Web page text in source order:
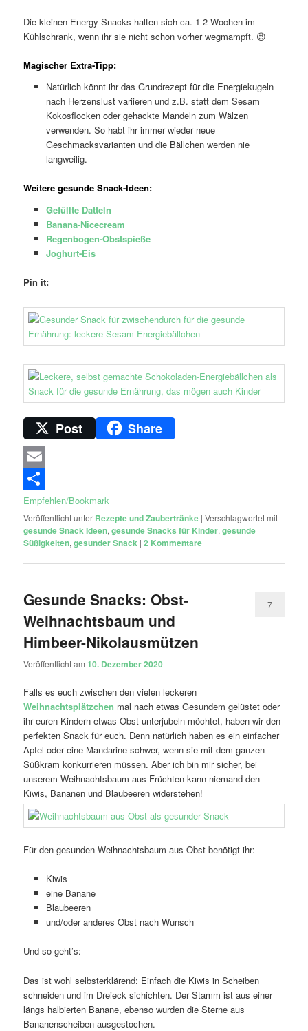
Die kleinen Energy Snacks halten sich ca. 1-2 Wochen im
Kühlschrank, wenn ihr sie nicht schon vorher wegmampft. 😉
Magischer Extra-Tipp:
Natürlich könnt ihr das Grundrezept für die Energiekugeln
nach Herzenslust variieren und z.B. statt dem Sesam
Kokosflocken oder gehackte Mandeln zum Wälzen
verwenden. So habt ihr immer wieder neue
Geschmacksvarianten und die Bällchen werden nie
langweilig.
Weitere gesunde Snack-Ideen:
Gefüllte Datteln
Banana-Nicecream
Regenbogen-Obstspieße
Joghurt-Eis
Pin it:
Post Share
Email
Empfehlen/Bookmark
Veröffentlicht unter Rezepte und Zaubertränke |Verschlagwortet mit
gesunde Snack Ideen,gesunde Snacks für Kinder,gesunde
Süßigkeiten,gesunder Snack |2 Kommentare
Gesunde Snacks: Obst-
Weihnachtsbaum und
Himbeer-Nikolausmützen
Veröffentlicht am10. Dezember 2020
7
Falls es euch zwischen den vielen leckeren
Weihnachtsplätzchen mal nach etwas Gesundem gelüstet oder
ihr euren Kindern etwas Obst unterjubeln möchtet, haben wir den
perfekten Snack für euch. Denn natürlich haben es ein einfacher
Apfel oder eine Mandarine schwer, wenn sie mit dem ganzen
Süßkram konkurrieren müssen. Aber ich bin mir sicher, bei
unserem Weihnachtsbaum aus Früchten kann niemand den
Kiwis, Bananen und Blaubeeren widerstehen!
Für den gesunden Weihnachtsbaum aus Obst benötigt ihr:
Kiwis
eine Banane
Blaubeeren
und/oder anderes Obst nach Wunsch
Und so geht’s:
Das ist wohl selbsterklärend: Einfach die Kiwis in Scheiben
schneiden und im Dreieck sichichten. Der Stamm ist aus einer
längs halbierten Banane, ebenso wurden die Sterne aus
Bananenscheiben ausgestochen.